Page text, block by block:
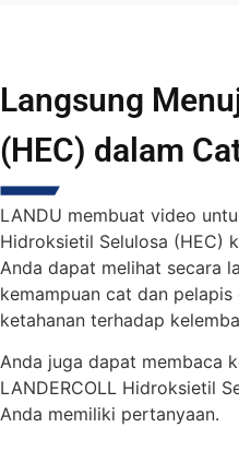
Langsung
(HEC) dalam
LANDU membuat video
Hidroksietil Selulosa (HEC)
Anda dapat melihat secara
kemampuan cat dan
ketahanan terhadap
Anda juga dapat membaca
LANDERCOLL Hidroksietil
Anda memiliki pertanyaan.